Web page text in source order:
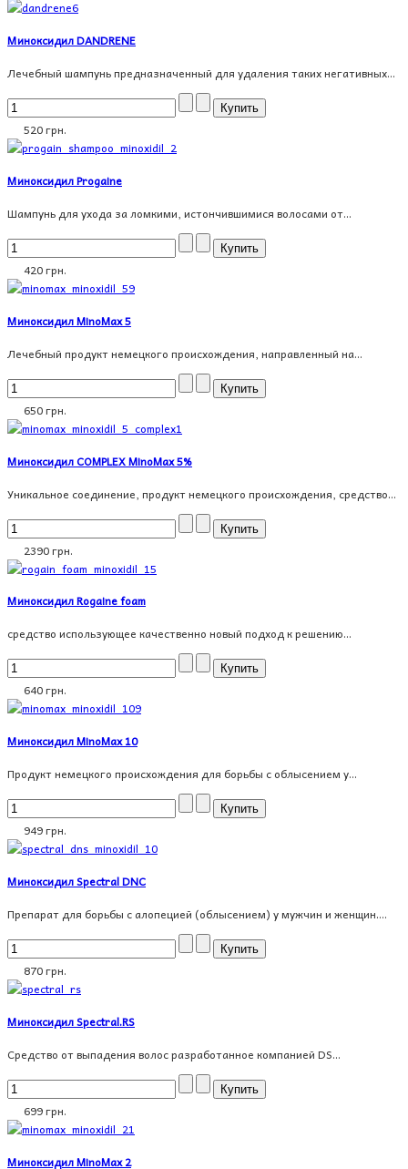
Миноксидил DANDRENE
Лечебный шампунь предназначенный для удаления таких негативных...
520 грн.
Миноксидил Progaine
Шампунь для ухода за ломкими, истончившимися волосами от...
420 грн.
Миноксидил MinoMax 5
Лечебный продукт немецкого происхождения, направленный на...
650 грн.
Миноксидил COMPLEX MinoMax 5%
Уникальное соединение, продукт немецкого происхождения, средство...
2390 грн.
Миноксидил Rogaine foam
средство использующее качественно новый подход к решению...
640 грн.
Миноксидил MinoMax 10
Продукт немецкого происхождения для борьбы с облысением у...
949 грн.
Миноксидил Spectral DNC
Препарат для борьбы с алопецией (облысением) у мужчин и женщин....
870 грн.
Миноксидил Spectral.RS
Средство от выпадения волос разработанное компанией DS...
699 грн.
Миноксидил MinoMax 2